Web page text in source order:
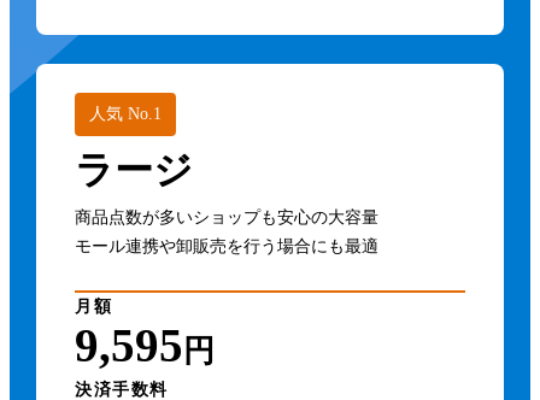
人気 No.1
ラージ
商品点数が多いショップも安心の大容量
モール連携や卸販売を行う場合にも最適
月額
9,595 円
決済手数料